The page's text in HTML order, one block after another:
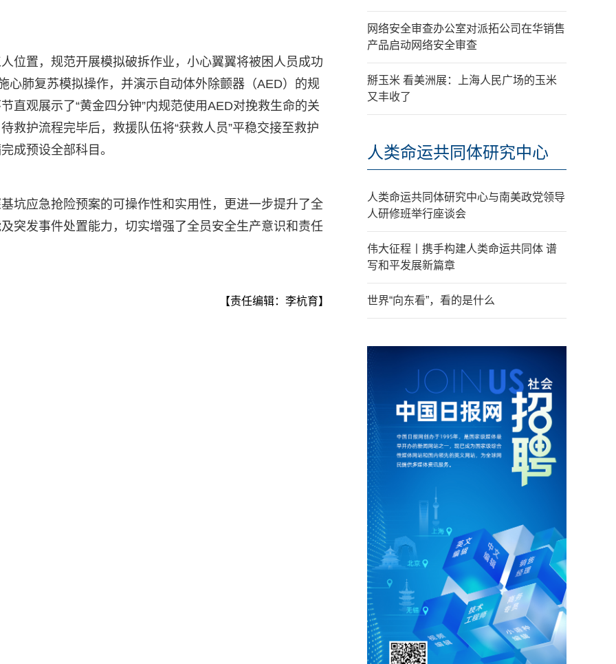
位置，规范开展模拟破拆作业，小心翼翼将被困人员成功
心肺复苏模拟操作，并演示自动体外除颤器（AED）的规
观展示了“黄金四分钟”内规范使用AED对挽救生命的关
救护流程完毕后，救援队伍将“获救人员”平稳交接至救护
成预设全部科目。
坑应急抢险预案的可操作性和实用性，更进一步提升了全
突发事件处置能力，切实增强了全员安全生产意识和责任
【责任编辑：李杭育】
网络安全审查办公室对派拓公司在华销售
产品启动网络安全审查
掰玉米 看美洲展：上海人民广场的玉米
又丰收了
人类命运共同体研究中心
人类命运共同体研究中心与南美政党领导
人研修班举行座谈会
伟大征程丨携手构建人类命运共同体 谱
写和平发展新篇章
世界“向东看”，看的是什么